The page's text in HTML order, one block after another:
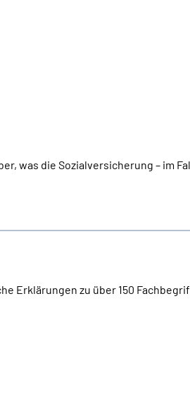
was die Sozialversicherung – im
Erklärungen zu über 150